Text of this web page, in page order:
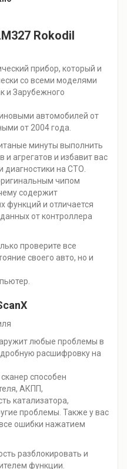
Rokodil
прибор, который и
со всеми моделями
и Зарубежного
автомобилей от
от 2004 года.
минуты выполнить
и агрегатов и избавит вас
диагностики на СТО.
чипом
содержит
функций и отличается
от контроллера
проверите все
своего авто, но и
любые проблемы в
расшифровку на
способен
АКПП,
катализатора,
проблемы. Также у вас
ошибки нажатием
разблокировать и
функции.